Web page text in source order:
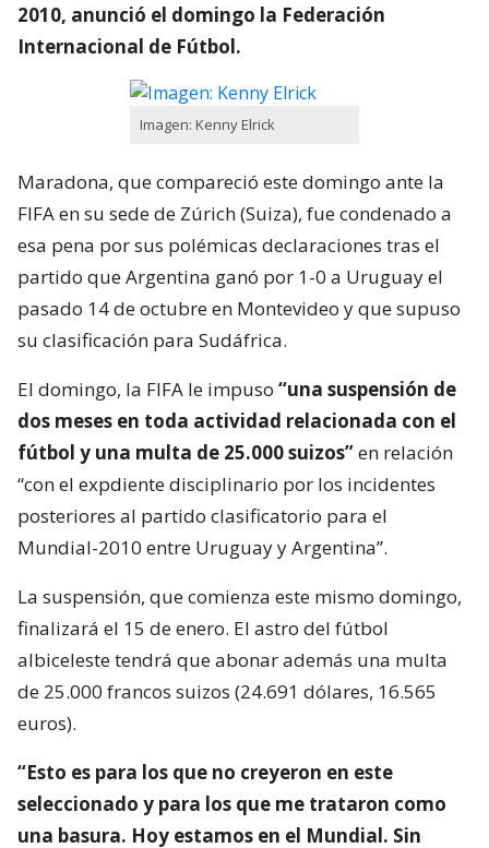
2010, anunció el domingo la Federación
Internacional de Fútbol.
Imagen: Kenny Elrick
Maradona, que compareció este domingo ante la
FIFA en su sede de Zúrich (Suiza), fue condenado a
esa pena por sus polémicas declaraciones tras el
partido que Argentina ganó por 1-0 a Uruguay el
pasado 14 de octubre en Montevideo y que supuso
su clasificación para Sudáfrica.
El domingo, la FIFA le impuso “una suspensión de
dos meses en toda actividad relacionada con el
fútbol y una multa de 25.000 suizos”en relación
“con el expdiente disciplinario por los incidentes
posteriores al partido clasificatorio para el
Mundial-2010 entre Uruguay y Argentina”.
La suspensión, que comienza este mismo domingo,
finalizará el 15 de enero. El astro del fútbol
albiceleste tendrá que abonar además una multa
de 25.000 francos suizos (24.691 dólares, 16.565
euros).
“Esto es para los que no creyeron en este
seleccionado y para los que me trataron como
una basura. Hoy estamos en el Mundial. Sin